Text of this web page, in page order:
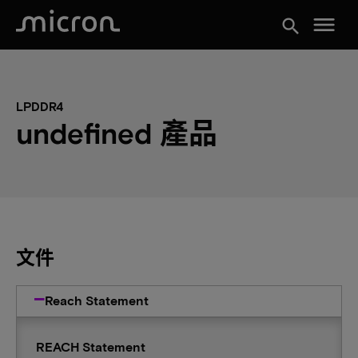
search menu
LPDDR4
undefined 產品
文件
Reach Statement
REACH Statement